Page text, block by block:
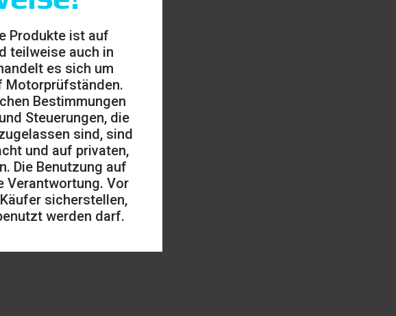
Produkte ist auf
teilweise auch in
es sich um
Motorprüfständen.
Bestimmungen
Steuerungen, die
sind, sind
und auf privaten,
Die Benutzung auf
Verantwortung. Vor
sicherstellen,
werden darf.